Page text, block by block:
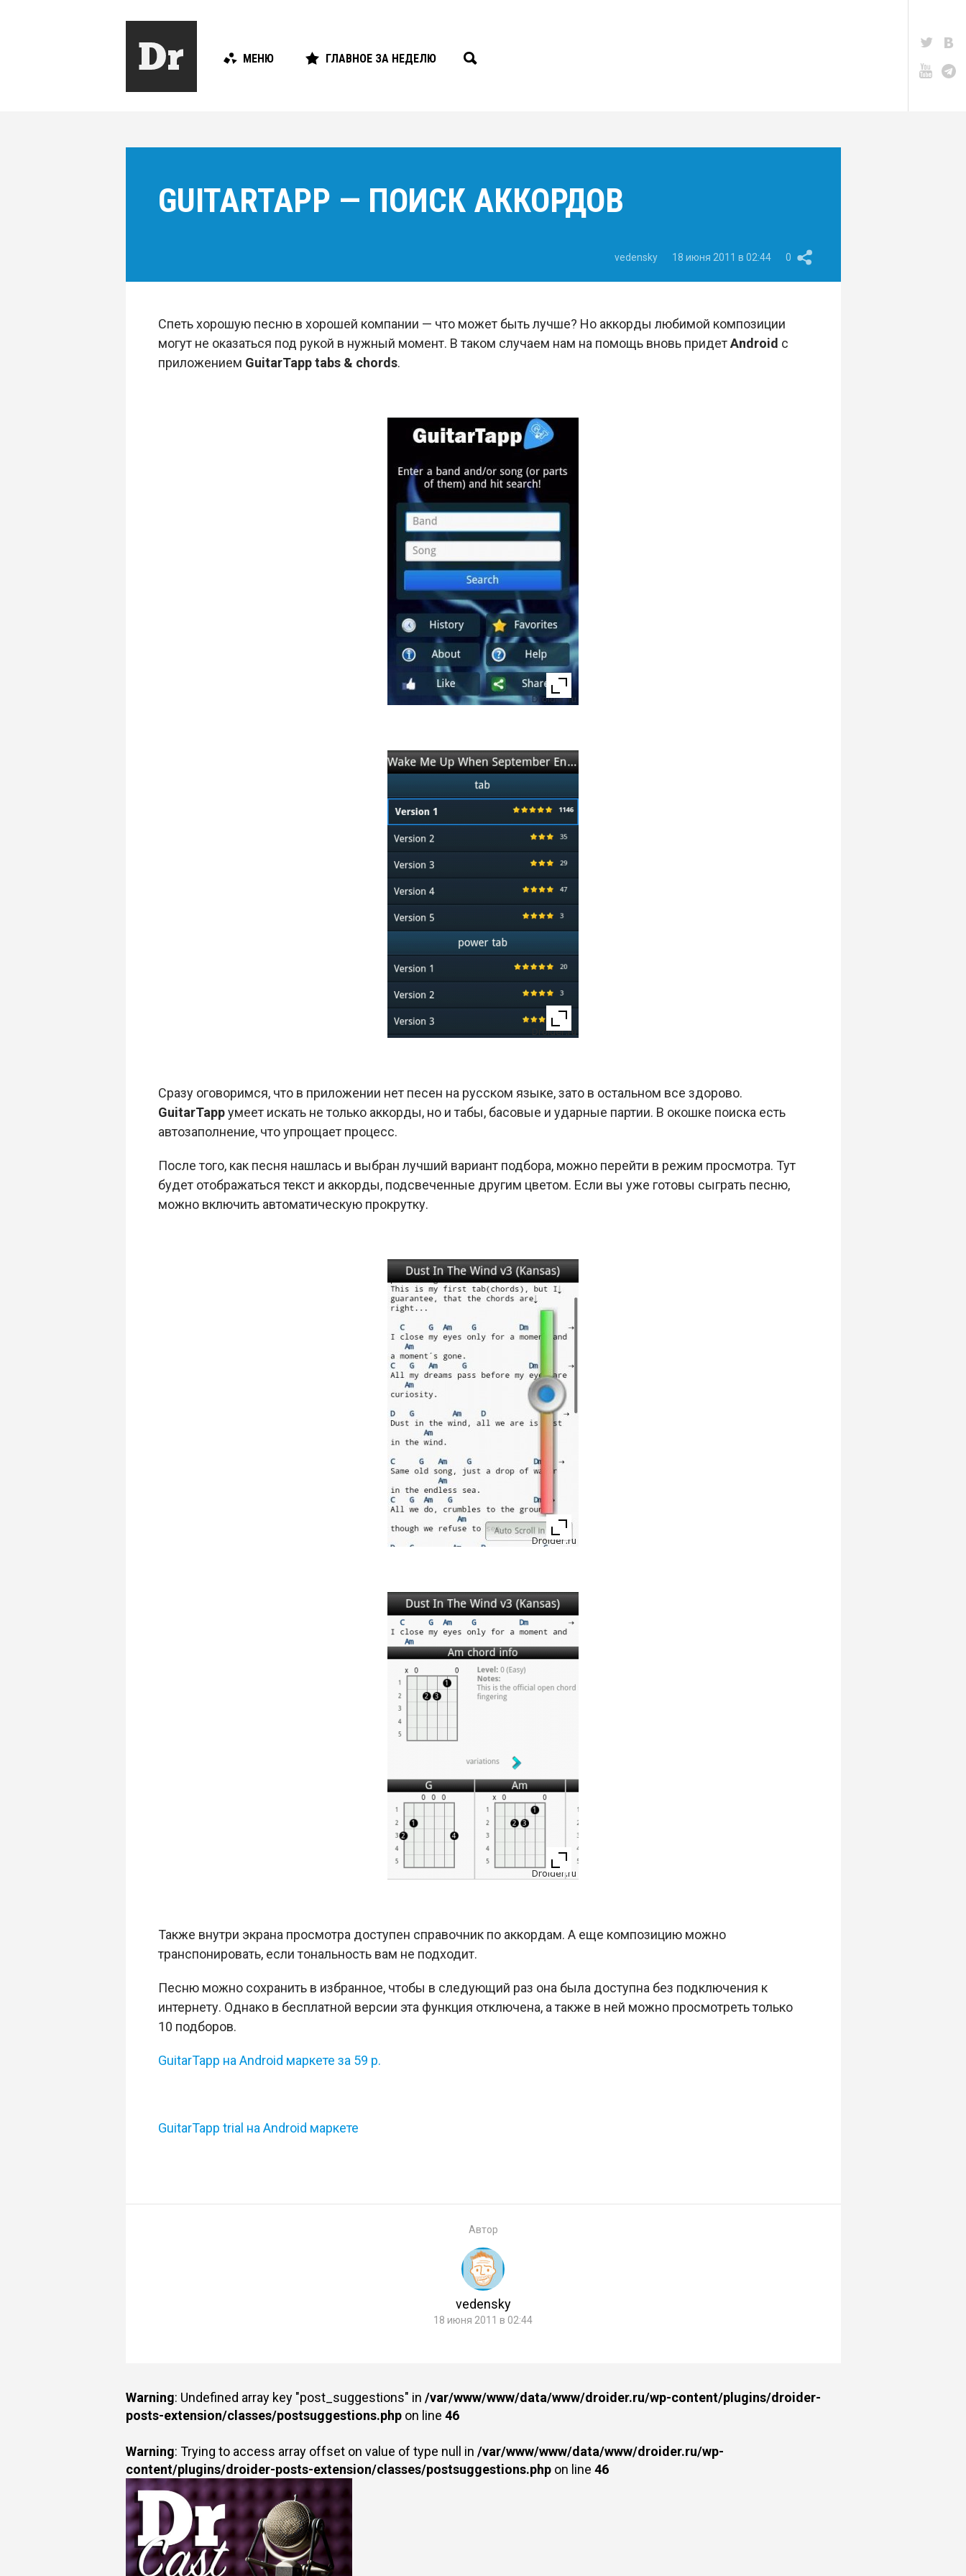
МЕНЮ ГЛАВНОЕ ЗА НЕДЕЛЮ
GUITARTAPP — ПОИСК АККОРДОВ
vedensky 18 июня 2011 в 02:44 0
Спеть хорошую песню в хорошей компании — что может быть лучше? Но аккорды любимой композиции
могут не оказаться под рукой в нужный момент. В таком случаем нам на помощь вновь придетAndroid с
приложением GuitarTapp tabs & chords.
Сразу оговоримся, что в приложении нет песен на русском языке, зато в остальном все здорово.
GuitarTappумеет искать не только аккорды, но и табы, басовые и ударные партии. В окошке поиска есть
автозаполнение, что упрощает процесс.
После того, как песня нашлась и выбран лучший вариант подбора, можно перейти в режим просмотра. Тут
будет отображаться текст и аккорды, подсвеченные другим цветом. Если вы уже готовы сыграть песню,
можно включить автоматическую прокрутку.
Также внутри экрана просмотра доступен справочник по аккордам. А еще композицию можно
транспонировать, если тональность вам не подходит.
Песню можно сохранить в избранное, чтобы в следующий раз она была доступна без подключения к
интернету. Однако в бесплатной версии эта функция отключена, а также в ней можно просмотреть только
10 подборов.
GuitarTapp на Android маркете за 59 р.
GuitarTapp trial на Android маркете
Автор
vedensky
18 июня 2011 в 02:44
Warning: Undefined array key "post_suggestions" in /var/www/www/data/www/droider.ru/wp-content/plugins/droider-
posts-extension/classes/postsuggestions.phpon line 46
Warning: Trying to access array offset on value of type null in /var/www/www/data/www/droider.ru/wp-
content/plugins/droider-posts-extension/classes/postsuggestions.phpon line 46